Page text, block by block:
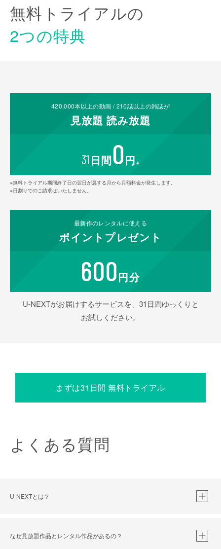
無料トライアルの
2つの特典
420,000本以上の動画 /210誌以上の雑誌が
見放題 読み放題
31 日間0円 ※
※無料トライアル期間終了日の翌日が属する月から月額料金が発生します。
※日割りでのご請求はいたしません。
最新作のレンタルに使える
ポイント プレゼント
600円分
U-NEXTがお届けするサービスを、31日間ゆっくりと
お試しください。
まずは31日間 無料トライアル
よくある質問
U-NEXTとは？
なぜ見放題作品とレンタル作品があるの？